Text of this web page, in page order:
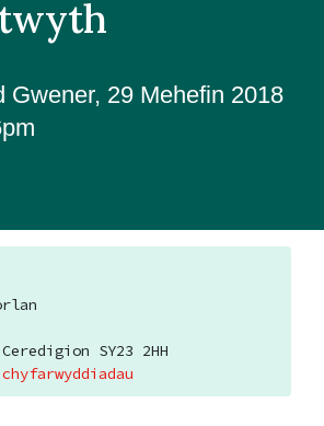
Gwener, 29 Mehefin 2018
SY23 2HH